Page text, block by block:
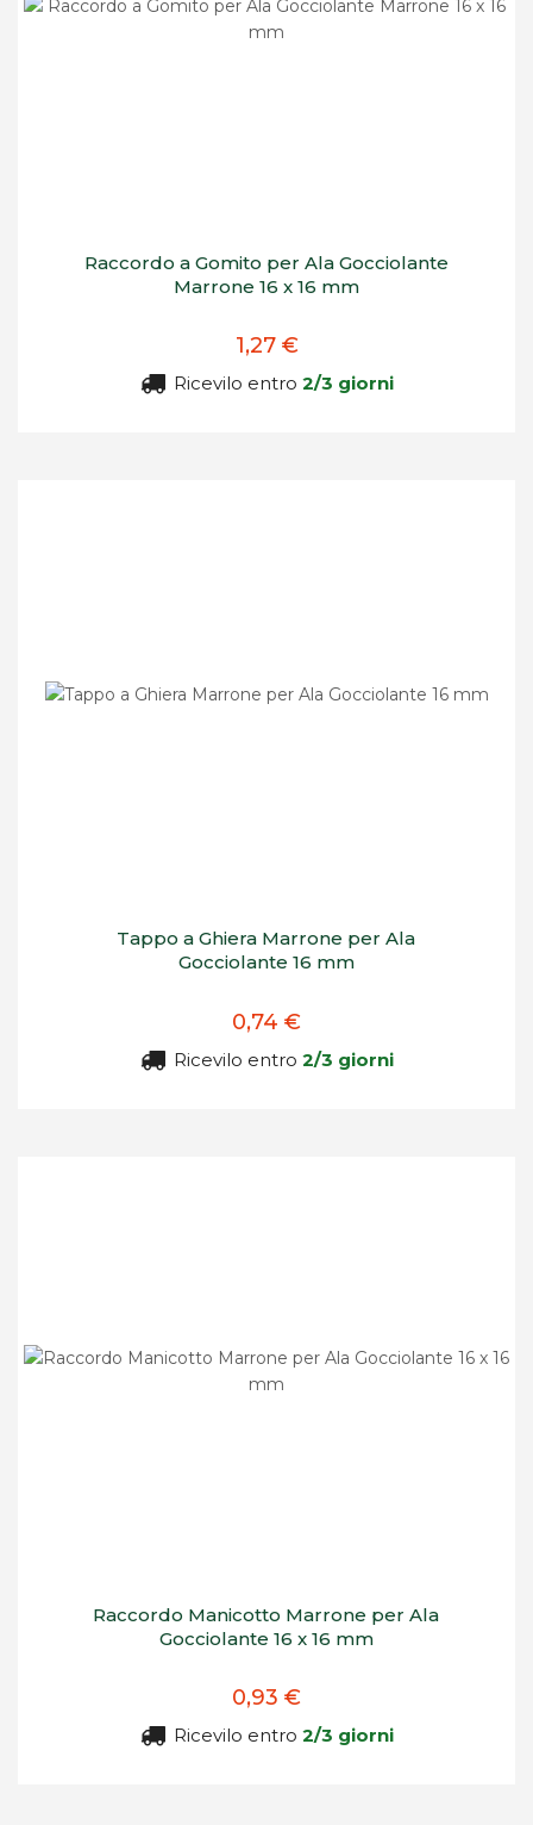
Raccordo a Gomito per Ala Gocciolante
Marrone 16 x 16 mm
1,27 €
Ricevilo entro 2/3 giorni
Tappo a Ghiera Marrone per Ala
Gocciolante 16 mm
0,74 €
Ricevilo entro 2/3 giorni
Raccordo Manicotto Marrone per Ala
Gocciolante 16 x 16 mm
0,93 €
Ricevilo entro 2/3 giorni